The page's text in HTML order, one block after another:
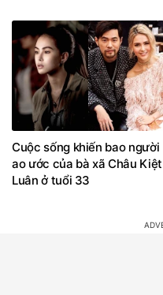
Cuộc sống khiến bao người
ao ước của bà xã Châu Kiệt
Luân ở tuổi 33